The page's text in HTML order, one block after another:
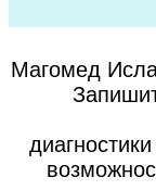
Магомед